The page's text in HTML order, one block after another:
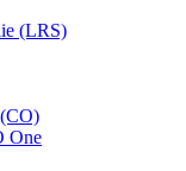
(LRS)
One